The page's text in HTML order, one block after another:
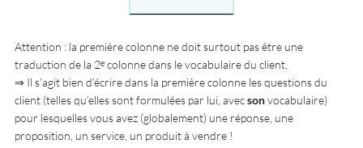
Attention : la première colonne ne doit surtout pas être une
traduction de la 2ᵉ colonne dans le vocabulaire du client.
⇒ Il s’agit bien d’écrire dans la première colonne les questions du
client (telles qu’elles sont formulées par lui, avecsonvocabulaire)
pour lesquelles vous avez (globalement) une réponse, une
proposition, un service, un produit à vendre !